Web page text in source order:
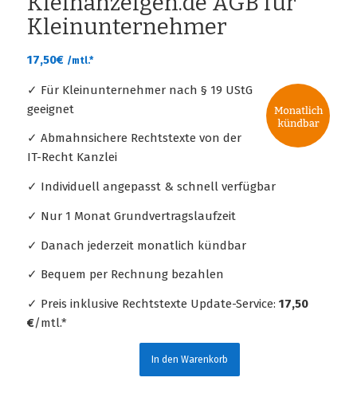
Kleinunternehmer
17,50€ /mtl.*
✓ Für Kleinunternehmer nach § 19 UStG
geeignet
✓ Abmahnsichere Rechtstexte von der
IT-Recht Kanzlei
✓ Individuell angepasst & schnell verfügbar
✓ Nur 1 Monat Grundvertragslaufzeit
✓ Danach jederzeit monatlich kündbar
✓ Bequem per Rechnung bezahlen
✓ Preis inklusive Rechtstexte Update-Service: 17,50
€/mtl.*
In den Warenkorb